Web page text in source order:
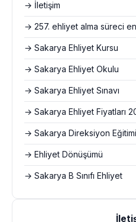
→ İletişim
→ 257. ehliyet alma süreci
→ Sakarya Ehliyet Kursu
→ Sakarya Ehliyet Okulu
→ Sakarya Ehliyet Sınavı
→ Sakarya Ehliyet Fiyatları
→ Sakarya Direksiyon Eğitimi
→ Ehliyet Dönüşümü
→ Sakarya B Sınıfı Ehliyet